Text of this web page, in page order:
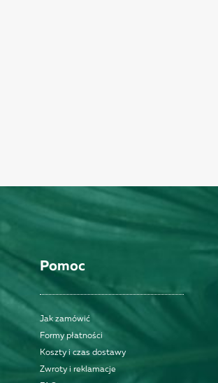
Pomoc
Jak zamówić
Formy płatności
Koszty i czas dostawy
Zwroty i reklamacje